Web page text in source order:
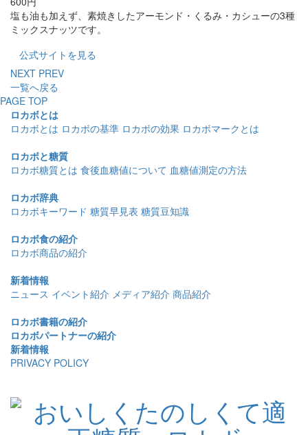
塩も油も加えず、素焼きしたアーモンド・くるみ・カシューの3種
ミックスナッツです。
公式サイトを見る
NEXT PREV
一覧へ戻る
PAGE TOP
ロカボとは
ロカボとは ロカボの基準 ロカボの効果 ロカボマークとは
ロカボと糖質
ロカボ糖質とは 食後血糖値について 血糖値測定の方法
ロカボ辞典
ロカボキーワード 糖質早見表 糖質豆知識
ロカボ食の紹介
ロカボ商品の紹介
新着情報
ニュース イベント紹介 メディア紹介 商品紹介
ロカボ書籍の紹介
ロカボパートナーの紹介
新着情報
PRIVACY POLICY